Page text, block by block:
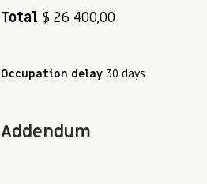
Total $ 26 400,00
Occupation delay 30 days
Addendum